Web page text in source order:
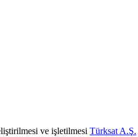
ve işletilmesi Türksat A.Ş.